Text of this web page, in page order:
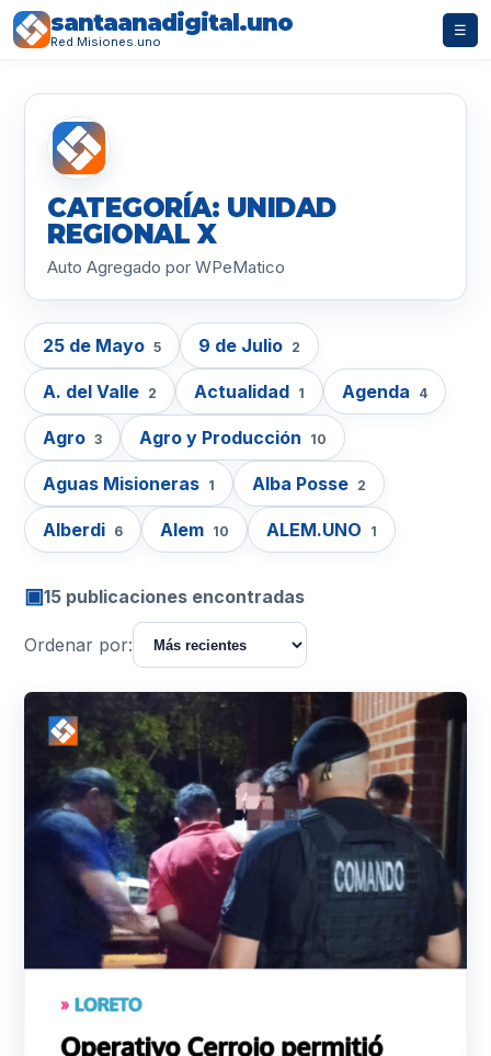
santaanadigital.uno
Red Misiones.uno
☰
CATEGORÍA: UNIDAD
REGIONAL X
Auto Agregado por WPeMatico
25 de Mayo 5 9 de Julio 2
A. del Valle 2 Actualidad 1 Agenda 4
Agro 3 Agro y Producción 10
Aguas Misioneras 1 Alba Posse 2
Alberdi 6 Alem 10 ALEM.UNO 1
▣15 publicaciones encontradas
Ordenar por: